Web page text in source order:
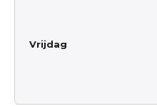
Vrijdag